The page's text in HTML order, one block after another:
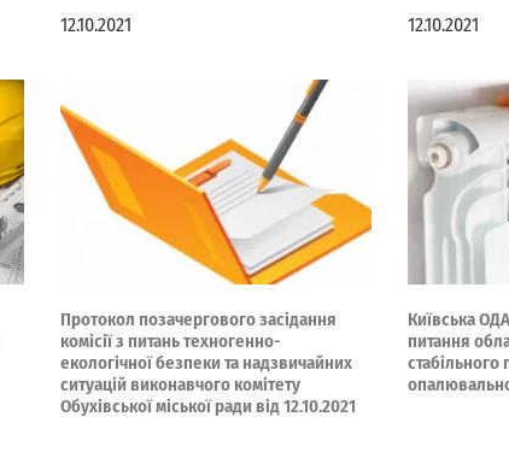
12.10.2021 12.10.2021
Протокол позачергового засідання
комісії з питань техногенно-
екологічної безпеки та надзвичайних
ситуацій виконавчого комітету
Обухівської міської ради від 12.10.2021
Київська
питання